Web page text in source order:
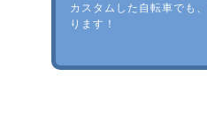
カスタムした自転車でも
ります！